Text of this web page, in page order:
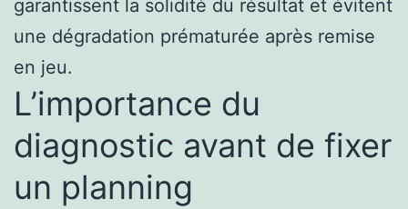
garantissent la solidité du résultat et évitent
une dégradation prématurée après remise
en jeu.
L’importance du
diagnostic avant de fixer
un planning